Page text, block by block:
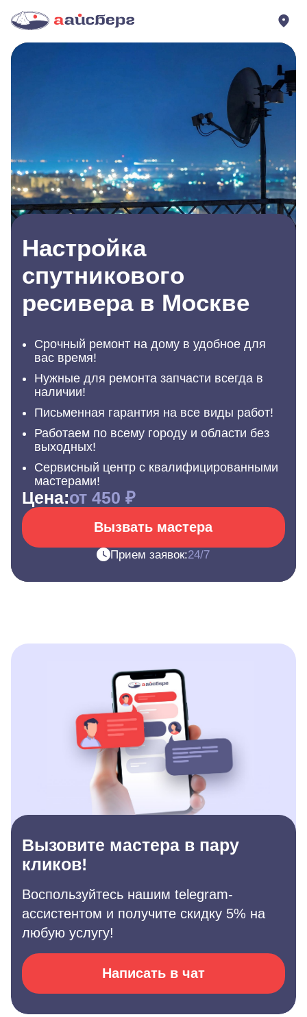
Настройка
спутникового
ресивера в Москве
Срочный ремонт на дому в удобное для
вас время!
Нужные для ремонта запчасти всегда в
наличии!
Письменная гарантия на все виды работ!
Работаем по всему городу и области без
выходных!
Сервисный центр с квалифицированными
мастерами!
Цена:от 450 ₽
Вызвать мастера
Прием заявок:24/7
Вызовите мастера в пару
кликов!
Воспользуйтесь нашим telegram-
ассистентом и получите скидку 5% на
любую услугу!
Написать в чат